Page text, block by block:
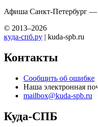
Афиша Санкт-Петербург —
© 2013–2026
куда-спб.ру | kuda-spb.ru
Контакты
Сообщить об ошибке
Наша электронная
mailbox@kuda-spb.ru
Куда-СПБ